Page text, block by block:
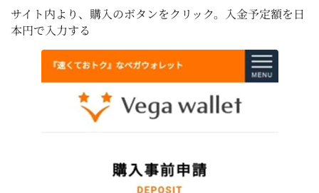
サイト内より、購入のボタンをクリック。入金予定額を日
本円で入力する